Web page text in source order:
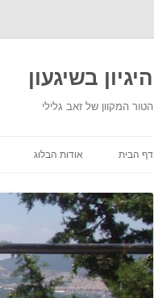
היגיון בשיגעון
הטור המקוון של זאב גלילי
דף הבית אודות הבלוג